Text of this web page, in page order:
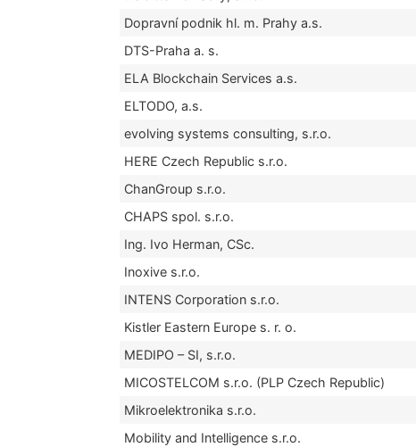
Dopravní podnik hl. m. Prahy a.s.
DTS-Praha a. s.
ELA Blockchain Services a.s.
ELTODO, a.s.
evolving systems consulting, s.r.o.
HERE Czech Republic s.r.o.
ChanGroup s.r.o.
CHAPS spol. s.r.o.
Ing. Ivo Herman, CSc.
Inoxive s.r.o.
INTENS Corporation s.r.o.
Kistler Eastern Europe s. r. o.
MEDIPO – SI, s.r.o.
MICOSTELCOM s.r.o. (PLP Czech Republic)
Mikroelektronika s.r.o.
Mobility and Intelligence s.r.o.